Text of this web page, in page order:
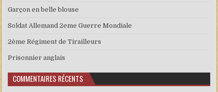
Garçon en belle blouse
Soldat Allemand 2eme Guerre Mondiale
2ème Régiment de Tirailleurs
Prisonnier anglais
COMMENTAIRES RÉCENTS